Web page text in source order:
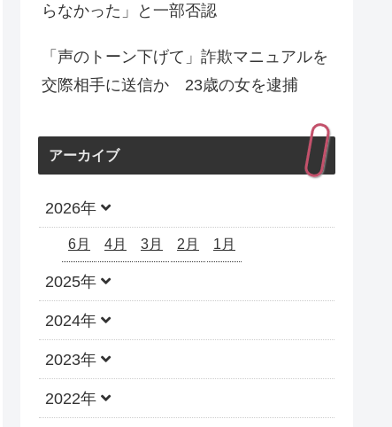
らなかった」と一部否認
「声のトーン下げて」詐欺マニュアルを
交際相手に送信か 23歳の女を逮捕
アーカイブ
2026年
6月 4月 3月 2月 1月
2025年
2024年
2023年
2022年